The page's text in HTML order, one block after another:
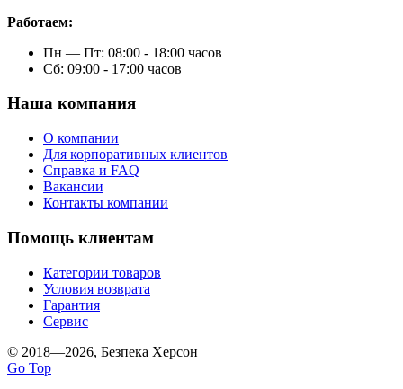
Работаем:
Пн — Пт: 08:00 - 18:00 часов
Сб: 09:00 - 17:00 часов
Наша компания
О компании
Для корпоративных клиентов
Справка и FAQ
Вакансии
Контакты компании
Помощь клиентам
Категории товаров
Условия возврата
Гарантия
Сервис
© 2018—2026, Безпека Херсон
Go Top